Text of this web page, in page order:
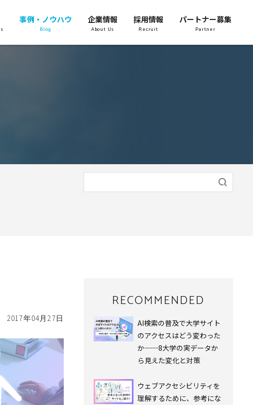
事例・ノウハウ
Blog
企業情報
About Us
採用情報
Recruit
パートナー募集
Partner
2017年04月27日
RECOMMENDED
AI検索の普及で大学サイト
のアクセスはどう変わった
か──8大学の実データか
ら見えた変化と対策
ウェブアクセシビリティを
理解するために、参考にな